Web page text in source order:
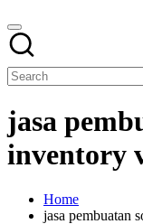
jasa
inventory
Home
jasa pembuatan